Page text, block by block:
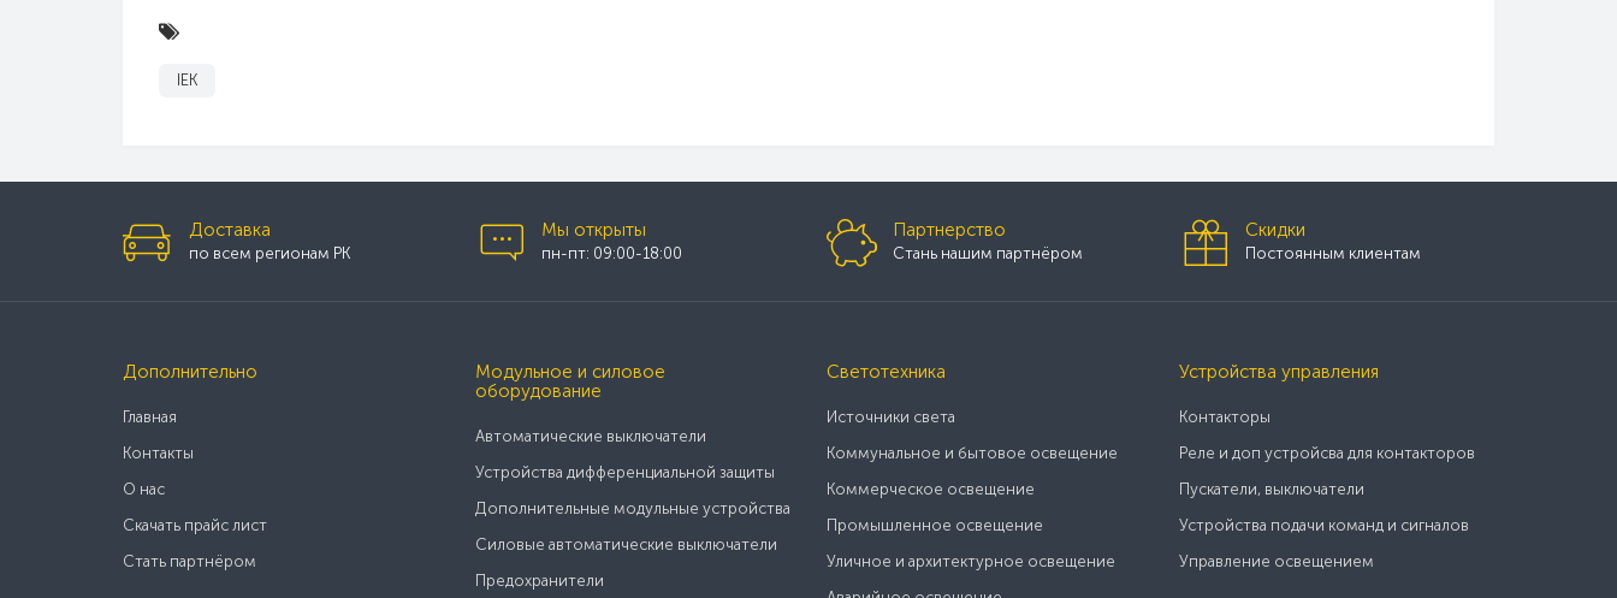
IEK
Доставка
по всем регионам РК
Мы открыты
пн-пт: 09:00-18:00
Партнерство
Стань нашим партнёром
Скидки
Постоянным клиентам
Дополнительно
Главная
Контакты
О нас
Скачать прайс лист
Стать партнёром
Модульное и силовое
оборудование
Автоматические выключатели
Устройства дифференциальной защиты
Дополнительные модульные устройства
Силовые автоматические выключатели
Предохранители
Светотехника
Источники света
Коммунальное и бытовое освещение
Коммерческое освещение
Промышленное освещение
Уличное и архитектурное освещение
Устройства управления
Контакторы
Реле и доп устройсва для контакторов
Пускатели, выключатели
Устройства подачи команд и сигналов
Управление освещением